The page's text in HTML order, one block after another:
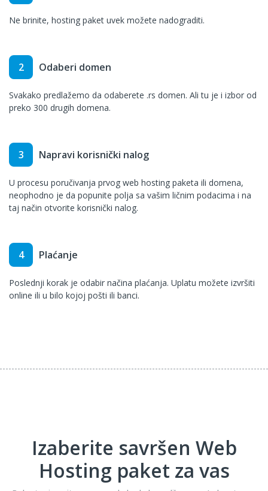
Ne brinite, hosting paket uvek možete nadograditi.
2 Odaberi domen
Svakako predlažemo da odaberete .rs domen. Ali tu je i izbor od
preko 300 drugih domena.
3 Napravi korisnički nalog
U procesu poručivanja prvog web hosting paketa ili domena,
neophodno je da popunite polja sa vašim ličnim podacima i na
taj način otvorite korisnički nalog.
4 Plaćanje
Poslednji korak je odabir načina plaćanja. Uplatu možete izvršiti
online ili u bilo kojoj pošti ili banci.
Izaberite savršen Web
Hosting paket za vas